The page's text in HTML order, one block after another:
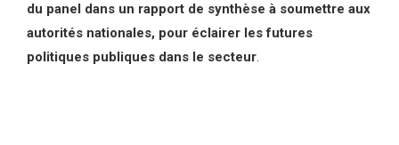
du panel dans un rapport de synthèse à soumettre aux
autorités nationales, pour éclairer les futures
politiques publiques dans le secteur.